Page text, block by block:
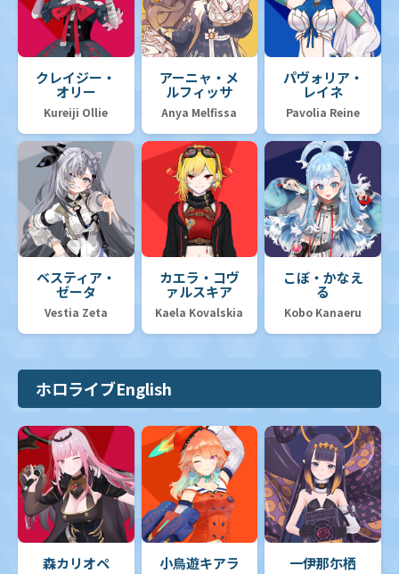
クレイジー・
オリー
Kureiji Ollie
アーニャ・メ
ルフィッサ
Anya Melfissa
パヴォリア・
レイネ
Pavolia Reine
ベスティア・
ゼータ
Vestia Zeta
カエラ・コヴ
ァルスキア
Kaela Kovalskia
こぼ・かなえ
る
Kobo Kanaeru
ホロライブEnglish
森カリオペ 小鳥遊キアラ 一伊那尓栖